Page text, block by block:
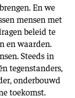
En we
mensen met
beleid te
en waarden.
Steeds in
tegenstanders,
onderbouwd
toekomst.